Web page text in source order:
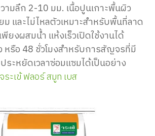
มลึก 2-10 มม. เนื้อปูนเกาะพื้นผิว
ม และไม่ไหลตัวเหมาะสำหรับพื้นที่ลาด
พียงผสมน้ำ แห้งเร็วเปิดใช้งานได้
หรือ 48 ชั่วโมงสำหรับการสัญจรที่มี
ะหยัดเวลาซ่อมแซมได้เป็นอย่าง
ระเข้ ฟลอร์ สมูท เบส